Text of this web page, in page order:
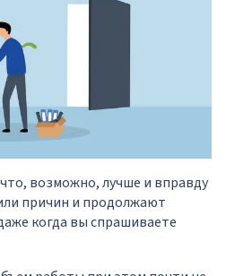
возможно, лучше и вправду
причин и продолжают
когда вы спрашиваете